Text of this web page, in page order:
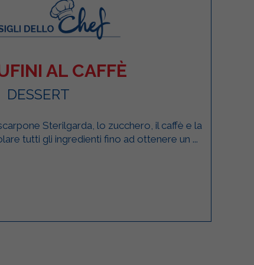
AL CAFFÈ
DESSERT
Sterilgarda, lo zucchero, il caffè e la
tutti gli ingredienti fino ad ottenere un ...